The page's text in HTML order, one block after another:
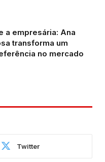
a empresária: Ana
transforma um
no mercado
Twitter